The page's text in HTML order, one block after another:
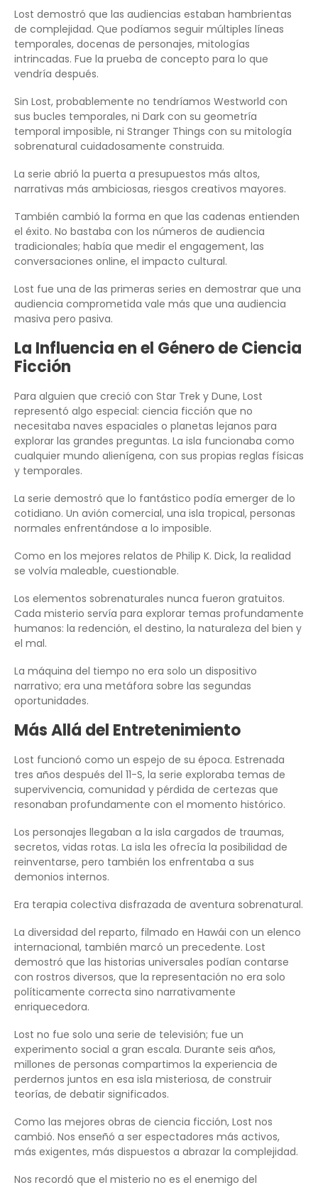
Lost demostró que las audiencias estaban hambrientas
de complejidad. Que podíamos seguir múltiples líneas
temporales, docenas de personajes, mitologías
intrincadas. Fue la prueba de concepto para lo que
vendría después.
Sin Lost, probablemente no tendríamos Westworld con
sus bucles temporales, ni Dark con su geometría
temporal imposible, ni Stranger Things con su mitología
sobrenatural cuidadosamente construida.
La serie abrió la puerta a presupuestos más altos,
narrativas más ambiciosas, riesgos creativos mayores.
También cambió la forma en que las cadenas entienden
el éxito. No bastaba con los números de audiencia
tradicionales; había que medir el engagement, las
conversaciones online, el impacto cultural.
Lost fue una de las primeras series en demostrar que una
audiencia comprometida vale más que una audiencia
masiva pero pasiva.
La Influencia en el Género de Ciencia
Ficción
Para alguien que creció con Star Trek y Dune, Lost
representó algo especial: ciencia ficción que no
necesitaba naves espaciales o planetas lejanos para
explorar las grandes preguntas. La isla funcionaba como
cualquier mundo alienígena, con sus propias reglas físicas
y temporales.
La serie demostró que lo fantástico podía emerger de lo
cotidiano. Un avión comercial, una isla tropical, personas
normales enfrentándose a lo imposible.
Como en los mejores relatos de Philip K. Dick, la realidad
se volvía maleable, cuestionable.
Los elementos sobrenaturales nunca fueron gratuitos.
Cada misterio servía para explorar temas profundamente
humanos: la redención, el destino, la naturaleza del bien y
el mal.
La máquina del tiempo no era solo un dispositivo
narrativo; era una metáfora sobre las segundas
oportunidades.
Más Allá del Entretenimiento
Lost funcionó como un espejo de su época. Estrenada
tres años después del 11-S, la serie exploraba temas de
supervivencia, comunidad y pérdida de certezas que
resonaban profundamente con el momento histórico.
Los personajes llegaban a la isla cargados de traumas,
secretos, vidas rotas. La isla les ofrecía la posibilidad de
reinventarse, pero también los enfrentaba a sus
demonios internos.
Era terapia colectiva disfrazada de aventura sobrenatural.
La diversidad del reparto, filmado en Hawái con un elenco
internacional, también marcó un precedente. Lost
demostró que las historias universales podían contarse
con rostros diversos, que la representación no era solo
políticamente correcta sino narrativamente
enriquecedora.
Lost no fue solo una serie de televisión; fue un
experimento social a gran escala. Durante seis años,
millones de personas compartimos la experiencia de
perdernos juntos en esa isla misteriosa, de construir
teorías, de debatir significados.
Como las mejores obras de ciencia ficción, Lost nos
cambió. Nos enseñó a ser espectadores más activos,
más exigentes, más dispuestos a abrazar la complejidad.
Nos recordó que el misterio no es el enemigo del